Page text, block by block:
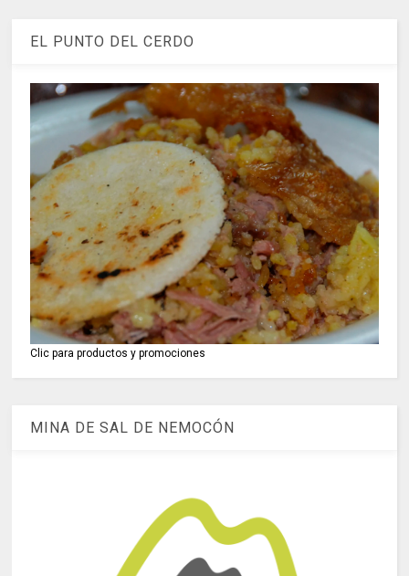
EL PUNTO DEL CERDO
Clic para productos y promociones
MINA DE SAL DE NEMOCÓN